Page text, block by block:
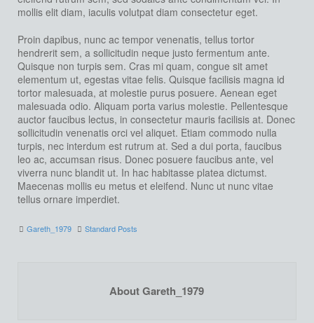
mollis elit diam, iaculis volutpat diam consectetur eget.
Proin dapibus, nunc ac tempor venenatis, tellus tortor
hendrerit sem, a sollicitudin neque justo fermentum ante.
Quisque non turpis sem. Cras mi quam, congue sit amet
elementum ut, egestas vitae felis. Quisque facilisis magna id
tortor malesuada, at molestie purus posuere. Aenean eget
malesuada odio. Aliquam porta varius molestie. Pellentesque
auctor faucibus lectus, in consectetur mauris facilisis at. Donec
sollicitudin venenatis orci vel aliquet. Etiam commodo nulla
turpis, nec interdum est rutrum at. Sed a dui porta, faucibus
leo ac, accumsan risus. Donec posuere faucibus ante, vel
viverra nunc blandit ut. In hac habitasse platea dictumst.
Maecenas mollis eu metus et eleifend. Nunc ut nunc vitae
tellus ornare imperdiet.
Gareth_1979 Standard Posts
About Gareth_1979